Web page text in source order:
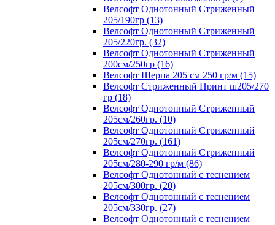
Велсофт Однотонный Стриженный
205/190гр (13)
Велсофт Однотонный Стриженный
205/220гр. (32)
Велсофт Однотонный Стриженный
200см/250гр (16)
Велсофт Шерпа 205 см 250 гр/м (15)
Велсофт Стриженный Принт ш205/270
гр (18)
Велсофт Однотонный Стриженный
205см/260гр. (10)
Велсофт Однотонный Стриженный
205см/270гр. (161)
Велсофт Однотонный Стриженный
205см/280-290 гр/м (86)
Велсофт Однотонный с теснением
205см/300гр. (20)
Велсофт Однотонный с теснением
205см/330гр. (27)
Велсофт Однотонный с теснением